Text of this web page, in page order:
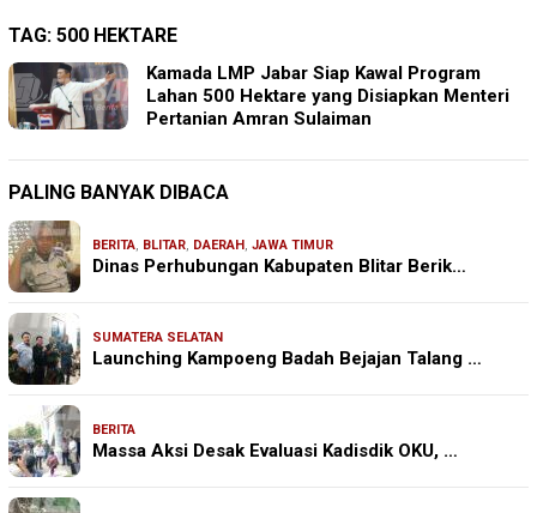
TAG: 500 HEKTARE
Kamada LMP Jabar Siap Kawal Program
Lahan 500 Hektare yang Disiapkan Menteri
Pertanian Amran Sulaiman
PALING BANYAK DIBACA
BERITA, BLITAR, DAERAH , JAWA TIMUR
Dinas Perhubungan Kabupaten Blitar Berik…
SUMATERA SELATAN
Launching Kampoeng Badah Bejajan Talang …
BERITA
Massa Aksi Desak Evaluasi Kadisdik OKU, …